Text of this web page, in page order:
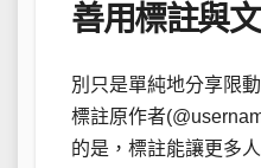
善用標註與
別只是單純地分享限
標註原作者
的是，標註能讓更多